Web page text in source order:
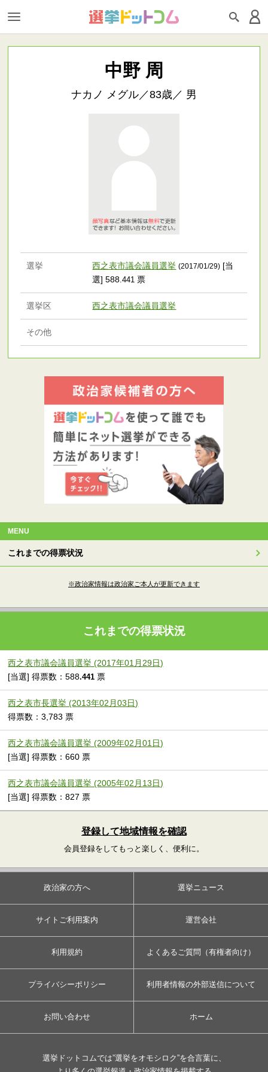
中野 周
ナカノ メグル／83歳／ 男
選挙 西之表市議会議員選挙 (2017/01/29) [当
選] 588.441 票
選挙区 西之表市議会議員選挙
その他
MENU
これまでの得票状況
※政治家情報は政治家ご本人が更新できます
これまでの得票状況
西之表市議会議員選挙 (2017年01月29日)
[当選] 得票数：588.441 票
西之表市長選挙 (2013年02月03日)
得票数：3,783 票
西之表市議会議員選挙 (2009年02月01日)
[当選] 得票数：660 票
西之表市議会議員選挙 (2005年02月13日)
[当選] 得票数：827 票
登録して地域情報を確認
会員登録をしてもっと楽しく、便利に。
政治家の方へ 選挙ニュース
サイトご利用案内 運営会社
利用規約 よくあるご質問（有権者向け）
プライバシーポリシー 利用者情報の外部送信について
お問い合わせ ホーム
選挙ドットコムでは”選挙をオモシロク”を合言葉に、